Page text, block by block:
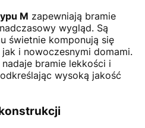
M zapewniają bramie
wygląd. Są
świetnie komponują się
i nowoczesnymi domami.
bramie lekkości i
wysoką jakość